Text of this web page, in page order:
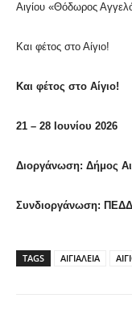
Αιγίου «Θόδωρος
Και φέτος στο Αίγιο!
Και φέτος στο Αίγιο!
21 – 28 Ιουνίου 2026
Διοργάνωση: Δήμος
Συνδιοργάνωση:
TAGS ΑΙΓΙΑΛΕΙΑ